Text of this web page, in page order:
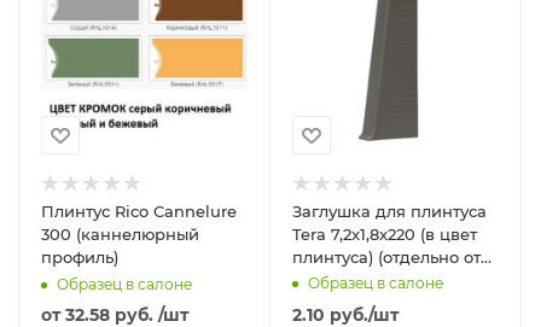
Плинтус Rico Cannelure
300 (каннелюрный
профиль)
Образец в салоне
от32.58 руб. /шт
Заглушка для плинтуса
Tera 7,2x1,8x220 (в цвет
плинтуса) (отдельно от
покрытия не
продаются!)
Образец в салоне
2.10 руб./шт